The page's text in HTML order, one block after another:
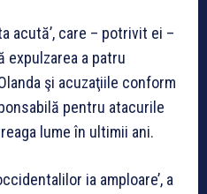
acută’, care – potrivit ei –
expulzarea a patru
şi acuzaţiile conform
pentru atacurile
lume în ultimii ani.
ia amploare’, a